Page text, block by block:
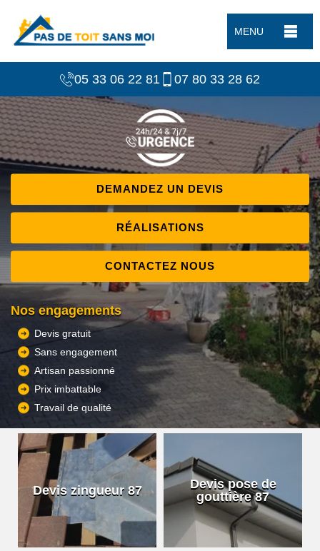
MENU
05 33 06 22 81 07 80 33 28 62
DEMANDEZ UN DEVIS
RÉALISATIONS
CONTACTEZ NOUS
Nos engagements
Devis gratuit
Sans engagement
Artisan passionné
Prix imbattable
Travail de qualité
Devis zingueur 87
Devis pose de
gouttière 87